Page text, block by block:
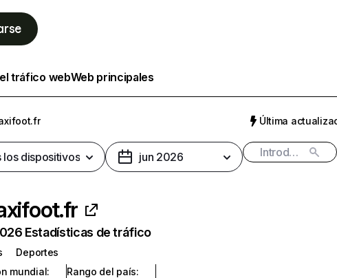
tráfico webWeb principales
Última
los dispositivos jun 2026
Estadísticas de tráfico
Deportes
mundial:
Rango del país: